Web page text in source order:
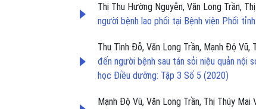
Thị Thu Hường Nguyễn, Văn Long Trần,
người bệnh lao phổi tại Bệnh viện Phổi
Thu Tình Đỗ, Văn Long Trần, Mạnh Độ Vũ,
đến người bệnh sau tán sỏi niệu quản nội
học Điều dưỡng: Tập 3 Số 5 (2020)
Mạnh Độ Vũ, Văn Long Trần, Thị Thúy Mai